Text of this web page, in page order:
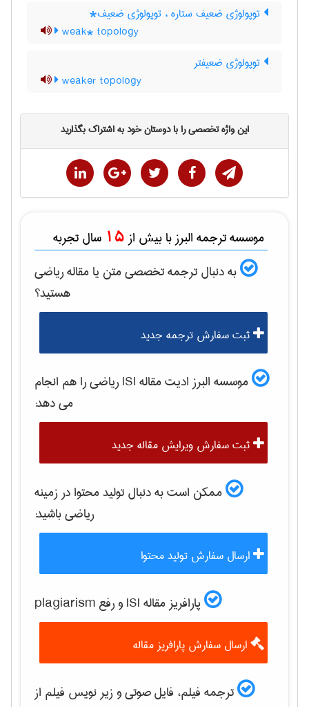
توپولوژی ضعیف ستاره ، توپولوژی ضعیف*
weak* topology
توپولوژی ضعیفتر
weaker topology
این واژه تخصصی را با دوستان خود به اشتراک بگذارید
موسسه ترجمه البرز با بیش از 15 سال تجربه
به دنبال ترجمه تخصصی متن یا مقالهرياضی
هستید؟
ثبت سفارش ترجمه جدید
موسسه البرز ادیت مقاله ISI رياضیرا هم انجام
می دهد:
ثبت سفارش ویرایش مقاله جدید
ممکن است به دنبال تولید محتوا در زمینه
رياضیباشید:
ارسال سفارش تولید محتوا
پارافریز مقاله ISI و رفع plagiarism
ارسال سفارش پارافریز مقاله
ترجمه فیلم، فایل صوتی و زیر نویس فیلم از